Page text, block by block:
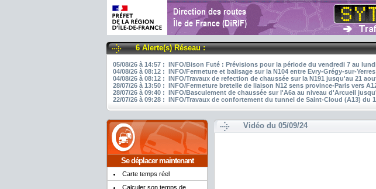
6 Alerte(s) Réseau :
05/08/26 à 14:57 : INFO/Bison Futé : Prévisions pour la période du vendredi 7 au
04/08/26 à 08:12 : INFO/Fermeture et balisage sur la N104 entre Evry-Grégy-sur-
04/08/26 à 08:12 : INFO/Travaux de refection de chaussée sur la N191 jusqu'au 21
28/07/26 à 13:50 : INFO/Fermeture bretelle de liaison N12 sens province-Paris vers
28/07/26 à 09:40 : INFO/Basculement de chaussée sur l'A6a au niveau d'Arcueil
22/07/26 à 09:28 : INFO/Travaux de confortement du tunnel de Saint-Cloud (A13) du
Se déplacer maintenant
Carte temps réel
Calculer son temps de
Vidéo du 05/09/24